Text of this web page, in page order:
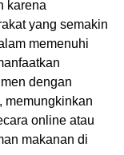
karena
yang semakin
memenuhi
dengan
memungkinkan
online atau
makanan di